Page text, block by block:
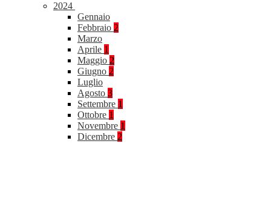
2024
Gennaio
Febbraio 2
Marzo
Aprile 1
Maggio 2
Giugno 2
Luglio
Agosto 3
Settembre 1
Ottobre 1
Novembre 1
Dicembre 2